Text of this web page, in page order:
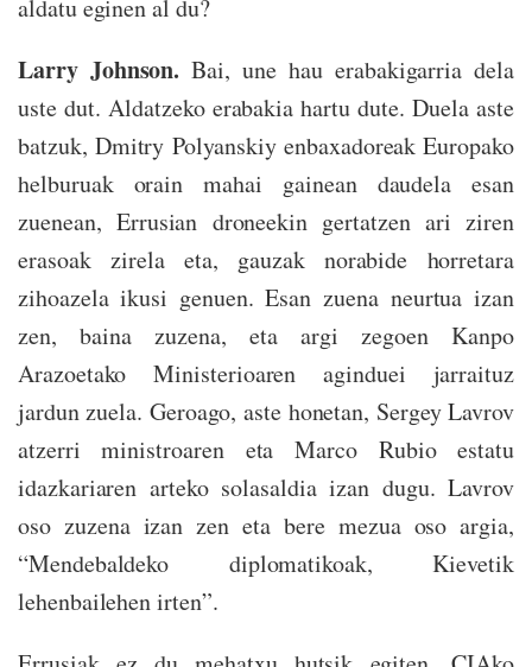
aldatu eginen al du?
Larry Johnson. Bai, une hau erabakigarria dela
uste dut. Aldatzeko erabakia hartu dute. Duela aste
batzuk, Dmitry Polyanskiy enbaxadoreak Europako
helburuak orain mahai gainean daudela esan
zuenean, Errusian droneekin gertatzen ari ziren
erasoak zirela eta, gauzak norabide horretara
zihoazela ikusi genuen. Esan zuena neurtua izan
zen, baina zuzena, eta argi zegoen Kanpo
Arazoetako Ministerioaren aginduei jarraituz
jardun zuela. Geroago, aste honetan, Sergey Lavrov
atzerri ministroaren eta Marco Rubio estatu
idazkariaren arteko solasaldia izan dugu. Lavrov
oso zuzena izan zen eta bere mezua oso argia,
“Mendebaldeko diplomatikoak, Kievetik
lehenbailehen irten”.